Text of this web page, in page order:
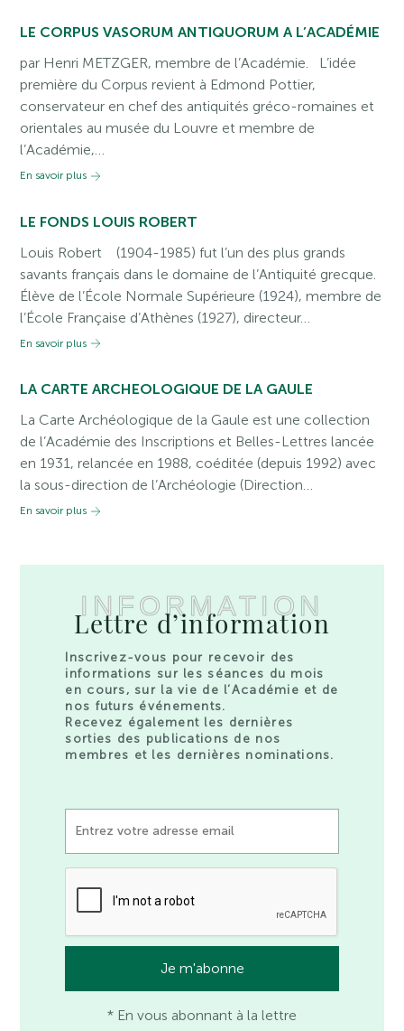
LE CORPUS VASORUM ANTIQUORUM A L’ACADÉMIE
par Henri METZGER, membre de l’Académie. L’idée
première du Corpus revient à Edmond Pottier,
conservateur en chef des antiquités gréco-romaines et
orientales au musée du Louvre et membre de
l’Académie,…
En savoir plus
LE FONDS LOUIS ROBERT
Louis Robert (1904-1985) fut l’un des plus grands
savants français dans le domaine de l’Antiquité grecque.
Élève de l’École Normale Supérieure (1924), membre de
l’École Française d’Athènes (1927), directeur…
En savoir plus
LA CARTE ARCHEOLOGIQUE DE LA GAULE
La Carte Archéologique de la Gaule est une collection
de l’Académie des Inscriptions et Belles-Lettres lancée
en 1931, relancée en 1988, coéditée (depuis 1992) avec
la sous-direction de l’Archéologie (Direction…
En savoir plus
INFORMATION
Lettre d’information
Inscrivez-vous pour recevoir des
informations sur les séances du mois
en cours, sur la vie de l’Académie et de
nos futurs événements.
Recevez également les dernières
sorties des publications de nos
membres et les dernières nominations.
* En vous abonnant à la lettre